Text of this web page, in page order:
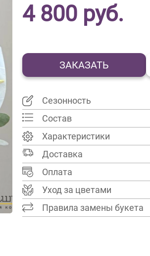
4 800 руб.
ЗАКАЗАТЬ
Сезонность
Состав
Характеристики
Доставка
Оплата
Уход за цветами
Правила замены букета